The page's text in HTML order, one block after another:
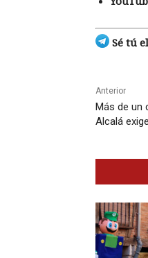
Sé tú
Anterior
Más de un
Alcalá